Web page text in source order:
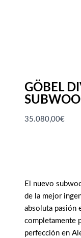
GÖBEL
35.080,00€
El nuevo
de la mejor
absoluta pasión
completamente
perfección en